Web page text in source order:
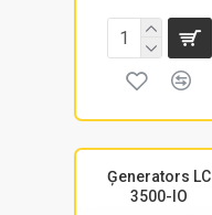
Ģenerators LC
3500-IO